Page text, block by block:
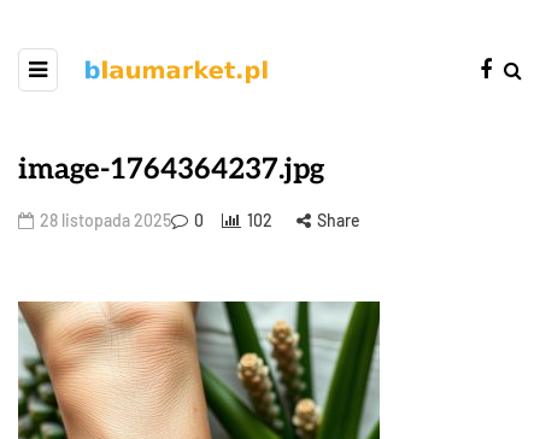
image-1764364237.jpg
28 listopada 2025 0 102 Share